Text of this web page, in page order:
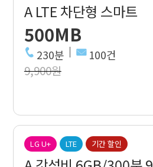
A LTE 차단형 스마트
500MB
230분 100건
9,900원
LG U+ LTE 기간 할인